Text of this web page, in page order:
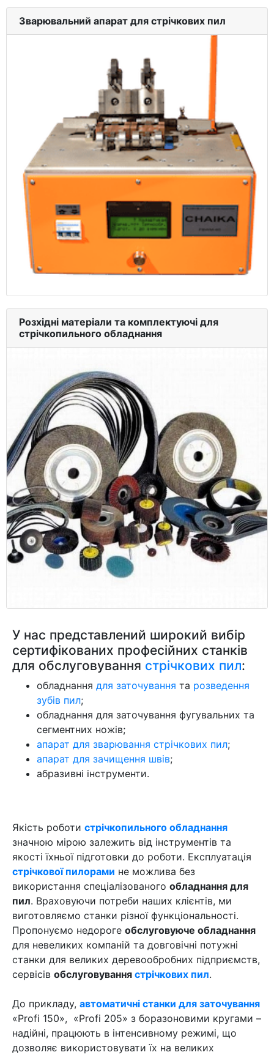
Зварювальний апарат для стрічкових пил
Розхідні матеріали та комплектуючі для
стрічкопильного обладнання
У нас представлений широкий вибір
сертифікованих професійних станків
для обслуговування стрічкових пил:
обладнання для заточування та розведення
зубів пил;
обладнання для заточування фугувальних та
сегментних ножів;
апарат для зварювання стрічкових пил;
апарат для зачищення швів;
абразивні інструменти.
Якість роботи стрічкопильного обладнання
значною мірою залежить від інструментів та
якості їхньої підготовки до роботи. Експлуатація
стрічкової пилорами не можлива без
використання спеціалізованого обладнання для
пил. Враховуючи потреби наших клієнтів, ми
виготовляємо станки різної функціональності.
Пропонуємо недороге обслуговуюче обладнання
для невеликих компаній та довговічні потужні
станки для великих деревообробних підприємств,
сервісів обслуговування стрічкових пил.
До прикладу, автоматичні станки для заточування
«Profi 150», «Profi 205» з боразоновими кругами –
надійні, працюють в інтенсивному режимі, що
дозволяє використовувати їх на великих